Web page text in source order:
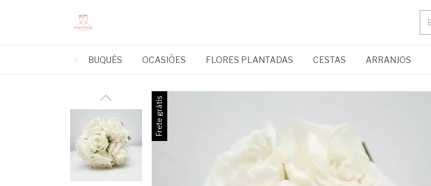
BUQUÊS OCASIÕES FLORES PLANTADAS CESTAS ARRANJOS
Frete grátis